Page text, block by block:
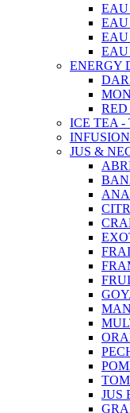
EAU
EAU
EAU
ENERGY
ICE TEA -
JUS &
JUS